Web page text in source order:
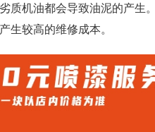
质机油都会导致油泥的产生
生较高的维修成本。